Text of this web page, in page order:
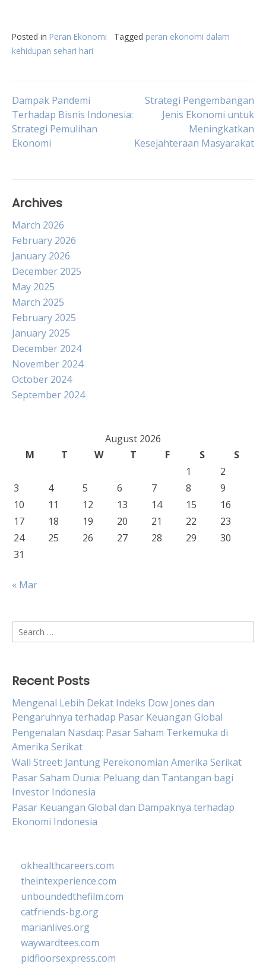
Posted in Peran Ekonomi Tagged peran ekonomi dalam
kehidupan sehari hari
Post
navigation
Dampak Pandemi
Terhadap Bisnis Indonesia:
Strategi Pemulihan
Ekonomi
Strategi Pengembangan
Jenis Ekonomi untuk
Meningkatkan
Kesejahteraan Masyarakat
Archives
March 2026
February 2026
January 2026
December 2025
May 2025
March 2025
February 2025
January 2025
December 2024
November 2024
October 2024
September 2024
August 2026
M
T W T F S
S
1
2
3
4 5 6 7 8
9
10
11 12 13 14 15
16
17
18 19 20 21 22
23
24
25 26 27 28 29
30
31
« Mar
Search
for:
Recent Posts
Mengenal Lebih Dekat Indeks Dow Jones dan
Pengaruhnya terhadap Pasar Keuangan Global
Pengenalan Nasdaq: Pasar Saham Terkemuka di
Amerika Serikat
Wall Street: Jantung Perekonomian Amerika Serikat
Pasar Saham Dunia: Peluang dan Tantangan bagi
Investor Indonesia
Pasar Keuangan Global dan Dampaknya terhadap
Ekonomi Indonesia
okhealthcareers.com
theintexperience.com
unboundedthefilm.com
catfriends-bg.org
marianlives.org
waywardtees.com
pidfloorsexpress.com